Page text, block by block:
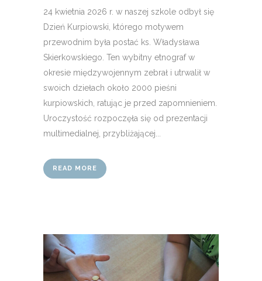
24 kwietnia 2026 r. w naszej szkole odbył się
Dzień Kurpiowski, którego motywem
przewodnim była postać ks. Władysława
Skierkowskiego. Ten wybitny etnograf w
okresie międzywojennym zebrał i utrwalił w
swoich dziełach około 2000 pieśni
kurpiowskich, ratując je przed zapomnieniem.
Uroczystość rozpoczęła się od prezentacji
multimedialnej, przybliżającej...
READ MORE